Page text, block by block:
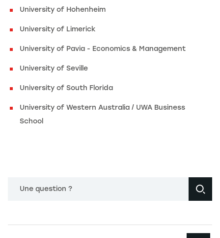
University of Hohenheim
University of Limerick
University of Pavia - Economics & Management
University of Seville
University of South Florida
University of Western Australia / UWA Business
School
Une question ?